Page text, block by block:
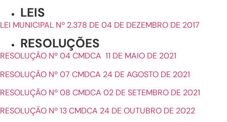
LEIS
LEI MUNICIPAL Nº 2.378 DE 04 DE DEZEMBRO DE 2017
RESOLUÇÕES
RESOLUÇÃO Nº 04 CMDCA 11 DE MAIO DE 2021
RESOLUÇÃO Nº 07 CMDCA 24 DE AGOSTO DE 2021
RESOLUÇÃO Nº 08 CMDCA 02 DE SETEMBRO DE 2021
RESOLUÇÃO Nº 13 CMDCA 24 DE OUTUBRO DE 2022